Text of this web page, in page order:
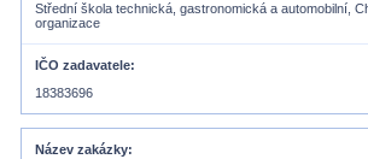
Střední škola technická, gastronomická a automobilní,
organizace
IČO zadavatele
18383696
Název zakázky